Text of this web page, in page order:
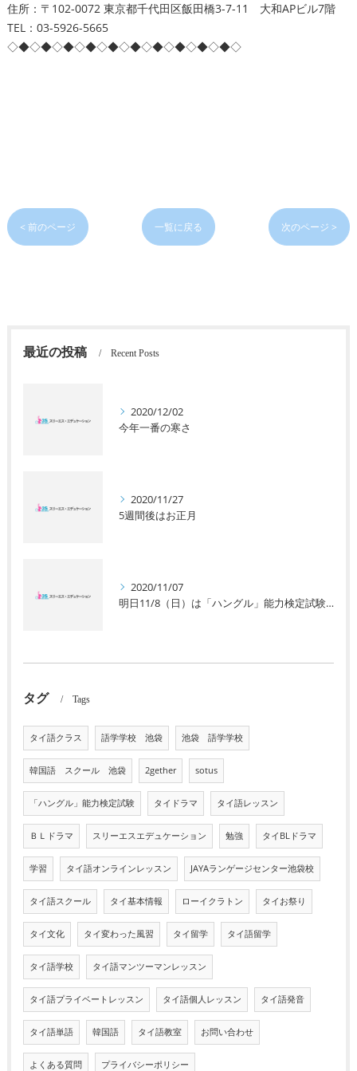
住所：〒102-0072 東京都千代田区飯田橋3-7-11 大和APビル7階
TEL：03-5926-5665
◇◆◇◆◇◆◇◆◇◆◇◆◇◆◇◆◇◆◇◆◇
< 前のページ 一覧に戻る 次のページ >
最近の投稿 Recent Posts
2020/12/02
今年一番の寒さ
2020/11/27
5週間後はお正月
2020/11/07
明日11/8（日）は「ハングル」能力検定試験です。
タグ Tags
タイ語クラス 語学学校 池袋 池袋 語学学校
韓国語 スクール 池袋 2gether sotus
「ハングル」能力検定試験 タイドラマ タイ語レッスン
ＢＬドラマ スリーエスエデュケーション 勉強 タイBLドラマ
学習 タイ語オンラインレッスン JAYAランゲージセンター池袋校
タイ語スクール タイ基本情報 ローイクラトン タイお祭り
タイ文化 タイ変わった風習 タイ留学 タイ語留学
タイ語学校 タイ語マンツーマンレッスン
タイ語プライベートレッスン タイ語個人レッスン タイ語発音
タイ語単語 韓国語 タイ語教室 お問い合わせ
よくある質問 プライバシーポリシー